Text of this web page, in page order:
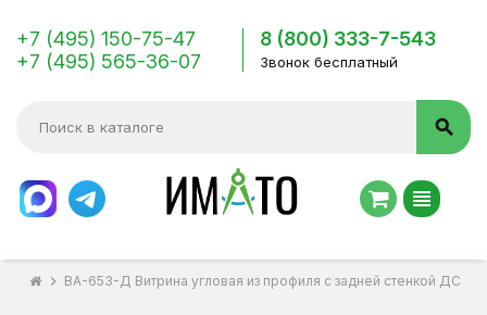
+7 (495) 150-75-47
+7 (495) 565-36-07
8 (800) 333-7-543
Звонок бесплатный
search
view_headline
chevron_right ВА-653-Д Витрина угловая из профиля с задней стенкой ДСП